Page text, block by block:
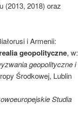
(2013, 2018) oraz
i Armenii:
geopolityczne, w:
geopolityczne i
Środkowej, Lublin
Studia